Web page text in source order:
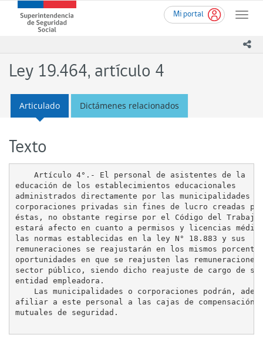
contenido
Mi portal
Toggle
Superintendencia
de
(SUSESO)
-
de
Chile
Ley 19.464, artículo 4
Articulado Dictámenes relacionados
Texto
    Artículo 4°.- El personal de asistentes de la
educación de los establecimientos educacionales
administrados directamente por las municipalidades o
corporaciones privadas sin fines de lucro creadas
éstas, no obstante regirse por el Código del
estará afecto en cuanto a permisos y licencias
las normas establecidas en la ley N° 18.883 y sus
remuneraciones se reajustarán en los mismos
oportunidades en que se reajusten las
sector público, siendo dicho reajuste de cargo de su
entidad empleadora.
Las municipalidades o corporaciones podrán,
afiliar a este personal a las cajas de compensación
mutuales de seguridad.